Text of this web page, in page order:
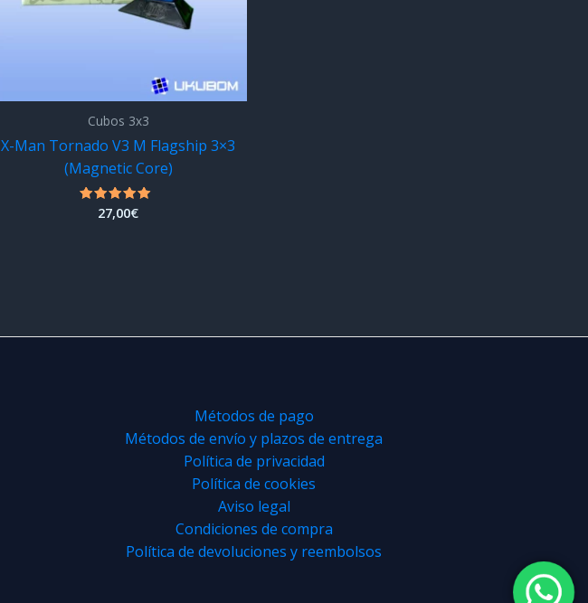
Cubos 3x3
X-Man Tornado V3 M Flagship 3×3
(Magnetic Core)
Valorado
con
27,00€
Métodos de pago
Métodos de envío y plazos de entrega
Política de privacidad
Política de cookies
Aviso legal
Condiciones de compra
Política de devoluciones y reembolsos